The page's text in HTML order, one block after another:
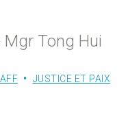
Tong Hui
JUSTICE ET PAIX